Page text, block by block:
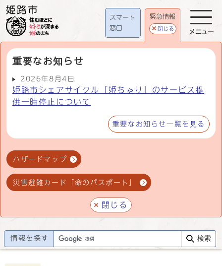
スマート
窓口
緊急情報
閉じる
重要なお知らせ
2026年8月4日
姫路市シェアサイクル「姫ちゃり」のサービス提
供一時停止について
重要なお知らせ一覧を見る
ハザードマップ
災害避難カード「命のパスポート」
閉じる
メニュー
情報を探す 検索